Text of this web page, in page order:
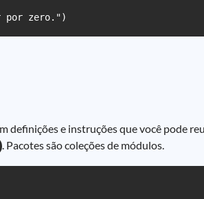
definições e instruções que você pode
. Pacotes são coleções de módulos.